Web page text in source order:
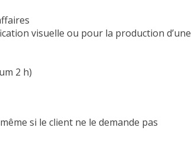
visuelle ou pour la production d’une
2 h)
si le client ne le demande pas